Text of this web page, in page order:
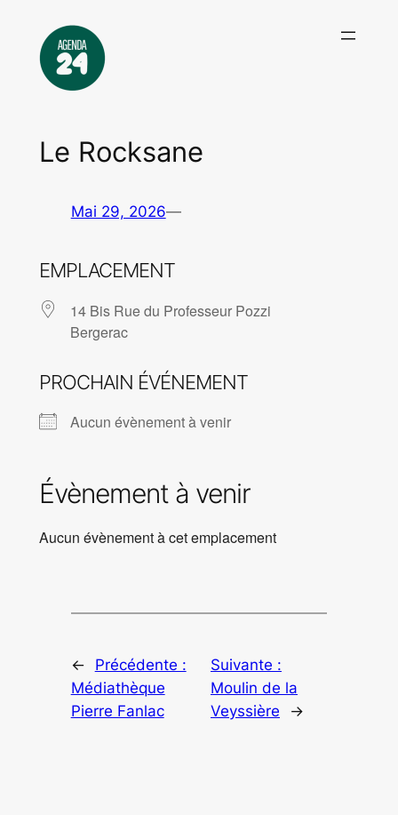
contenu
Le Rocksane
Mai 29, 2026—
EMPLACEMENT
14 Bis Rue du Professeur Pozzi
Bergerac
PROCHAIN ÉVÉNEMENT
Aucun évènement à venir
Évènement à venir
Aucun évènement à cet emplacement
←
Précédente :
Médiathèque
Pierre Fanlac
Suivante :
Moulin de la
Veyssière
→